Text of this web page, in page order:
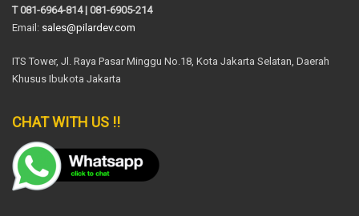
T 081-6964-814 | 081-6905-214
Email: sales@pilardev.com
ITS Tower, Jl. Raya Pasar Minggu No.18, Kota Jakarta Selatan, Daerah
Khusus Ibukota Jakarta
CHAT WITH US !!